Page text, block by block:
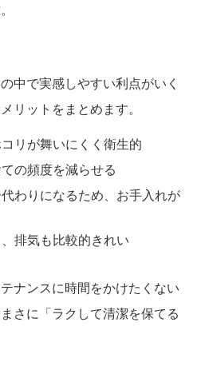
中で実感しやすい利点がいく
リットをまとめます。
リが舞いにくく衛生的
の頻度を減らせる
わりになるため、お手入れが
排気も比較的きれい
ナンスに時間をかけたくない
さに「ラクして清潔を保てる